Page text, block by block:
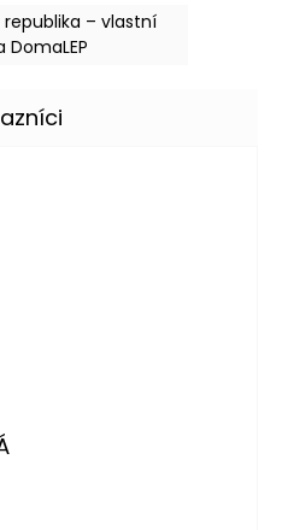
republika – vlastní
DomaLEP